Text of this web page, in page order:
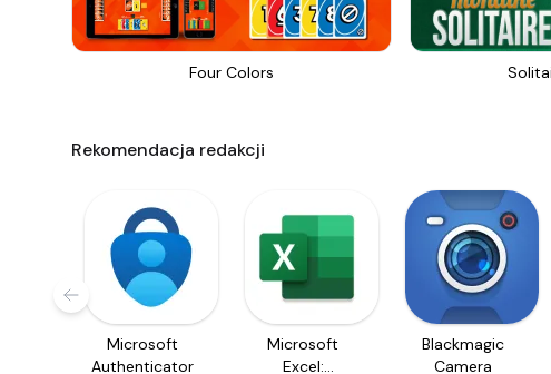
Four Colors
Rekomendacja redakcji
Microsoft
Authenticator
Microsoft
Excel:
Blackmagic
Camera